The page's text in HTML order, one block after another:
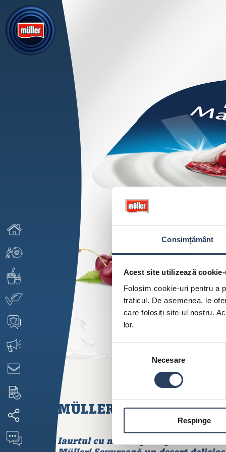
Consimțământ
Acest site utilizează
Folosim cookie-uri pentru a
traficul. De asemenea, le
care folosiți site-ul nostru.
lor.
consimțământului
Necesare
Respinge
MÜLLER IAURT CU
Iaurtul cu mascarpone pune